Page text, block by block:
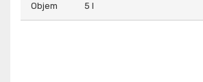
Objem 5 l